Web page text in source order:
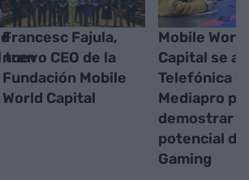
tren
Francesc Fajula,
nuevo CEO de la
Fundación Mobile
World Capital
Mobile World
Capital se
Telefónica y
Mediapro
demostrar el
potencial
Gaming